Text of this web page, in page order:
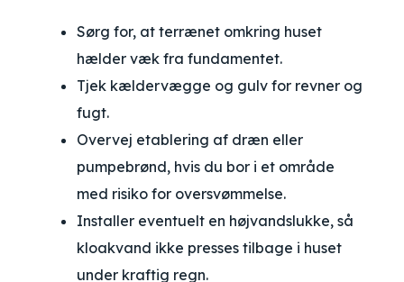
Sørg for, at terrænet omkring huset
hælder væk fra fundamentet.
Tjek kældervægge og gulv for revner og
fugt.
Overvej etablering af dræn eller
pumpebrønd, hvis du bor i et område
med risiko for oversvømmelse.
Installer eventuelt en højvandslukke, så
kloakvand ikke presses tilbage i huset
under kraftig regn.